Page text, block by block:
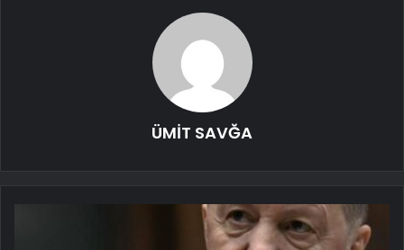
ÜMİT SAVĞA